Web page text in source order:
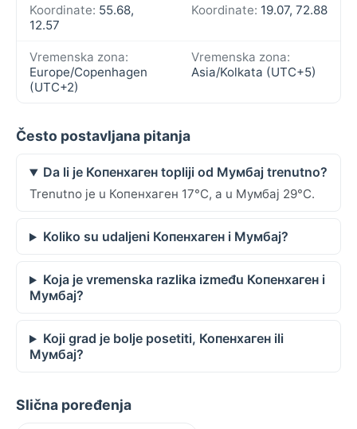
Koordinate: 55.68,
12.57
Koordinate: 19.07, 72.88
Vremenska zona:
Europe/Copenhagen
(UTC+2)
Vremenska zona:
Asia/Kolkata (UTC+5)
Često postavljana pitanja
Da li je Копенхаген topliji od Мумбај trenutno?
Trenutno je u Копенхаген 17°C, a u Мумбај 29°C.
Koliko su udaljeni Копенхаген i Мумбај?
Koja je vremenska razlika između Копенхаген i
Мумбај?
Koji grad je bolje posetiti, Копенхаген ili
Мумбај?
Slična poređenja